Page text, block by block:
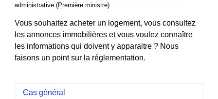
administrative (Première ministre)
Vous souhaitez acheter un logement, vous consultez
les annonces immobilières et vous voulez connaître
les informations qui doivent y apparaitre ? Nous
faisons un point sur la réglementation.
Cas général